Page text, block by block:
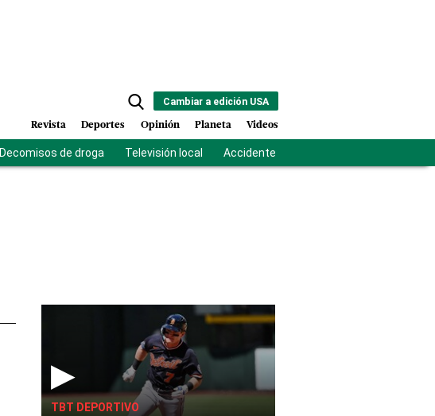
Cambiar a edición USA
Revista Deportes Opinión Planeta Videos
Decomisos de droga Televisión local Accidente Los Ríos
▶
TBT DEPORTIVO